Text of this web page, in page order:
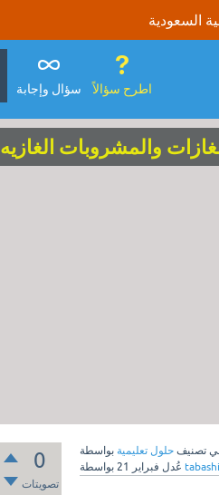
سؤال وإجابة اطرح سؤالاً
والمشروبات الغازيه
0
تصويتات
تصنيف حلول تعليمية
عُدل فبراير 21